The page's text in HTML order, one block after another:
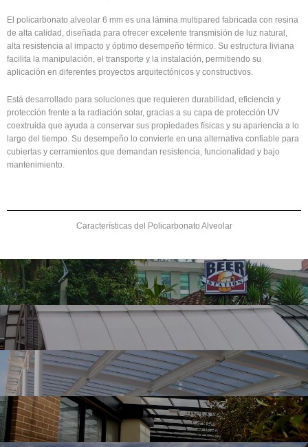
El policarbonato alveolar 6 mm es una lámina multipared fabricada con resina
de alta calidad, diseñada para ofrecer excelente transmisión de luz natural,
alta resistencia al impacto y óptimo desempeño térmico. Su estructura liviana
facilita la manipulación, el transporte y la instalación, permitiendo su
aplicación en diferentes proyectos arquitectónicos y constructivos.
Está desarrollado para soluciones que requieren durabilidad, eficiencia y
protección frente a la radiación solar, gracias a su capa de protección UV
coextruida que ayuda a conservar sus propiedades físicas y su apariencia a lo
largo del tiempo. Su desempeño lo convierte en una alternativa confiable para
cubiertas y cerramientos que demandan resistencia, funcionalidad y bajo
mantenimiento.
Características del Policarbonato Alveolar